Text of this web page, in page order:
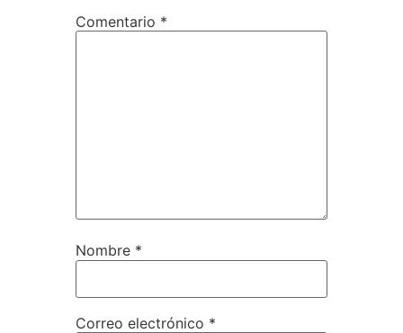
Comentario *
Nombre *
Correo electrónico *